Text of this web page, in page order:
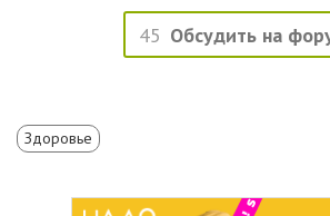
45 Обсудить на
Здоровье